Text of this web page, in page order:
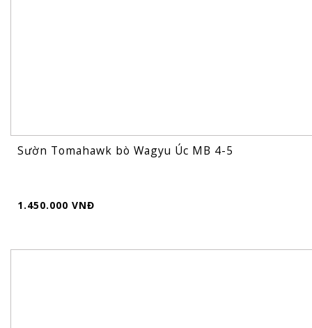
Sườn Tomahawk bò Wagyu Úc MB 4-5
1.450.000 VNĐ